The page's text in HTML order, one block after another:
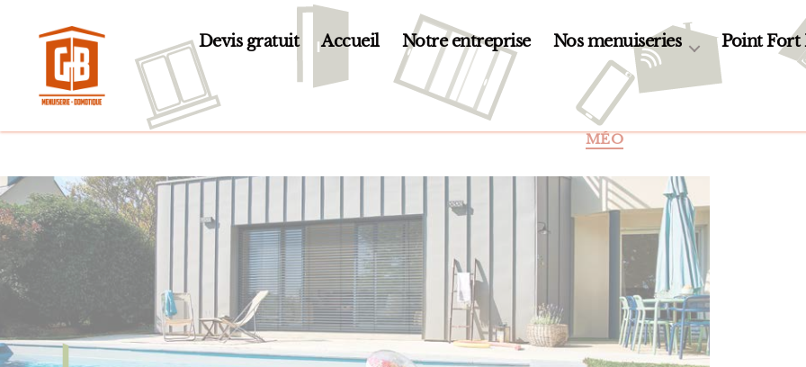
Menuiserie
Domotique
en
Essonne
Devis gratuit Accueil Notre entreprise Nos menuiseries Point Fort
Catégories
MÉO